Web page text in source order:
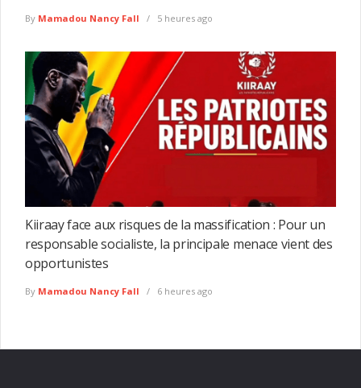
By Mamadou Nancy Fall 5 heures ago
Kiiraay face aux risques de la massification : Pour un
responsable socialiste, la principale menace vient des
opportunistes
By Mamadou Nancy Fall 6 heures ago